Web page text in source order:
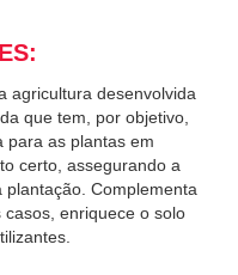
agricultura desenvolvida
que tem, por objetivo,
para as plantas em
certo, assegurando a
Complementa
enriquece o solo